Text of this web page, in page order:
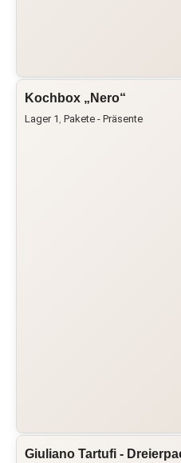
Kochbox „Nero“
Lager 1 , Pakete - Präsente
Giuliano Tartufi -